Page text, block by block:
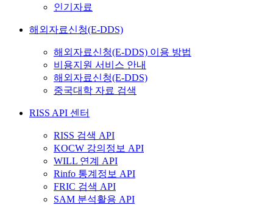
인기자료
해외자료신청(E-DDS)
해외자료신청(E-DDS) 이용 방법
비용지원 서비스 안내
해외자료신청(E-DDS)
중국대학 자료 검색
RISS API 센터
RISS 검색 API
KOCW 강의정보 API
WILL 연계 API
Rinfo 통계정보 API
FRIC 검색 API
SAM 분석활용 API